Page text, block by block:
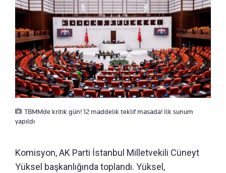
TBMMde kritik gün! 12 maddelik teklif masada! İlk sunum
yapıldı
Komisyon, AK Parti İstanbul Milletvekili Cüneyt
Yüksel başkanlığında toplandı. Yüksel,